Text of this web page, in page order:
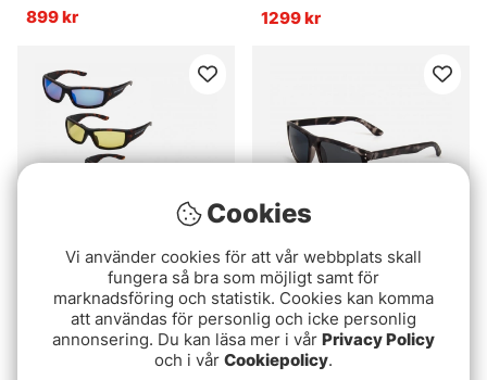
899 kr
1299 kr
(4)4.8 utav 5 stjärnor
Savage Gear Savage2
Polarized Sunglasses
Fladen Polarized
Sunglasses Urban Grey
Camou Grey Lens
169 kr
Cookies
Vi använder cookies för att vår webbplats skall
fungera så bra som möjligt samt för
marknadsföring och statistik. Cookies kan komma
att användas för personlig och icke personlig
annonsering. Du kan läsa mer i vår Privacy Policy
och i vår Cookiepolicy.